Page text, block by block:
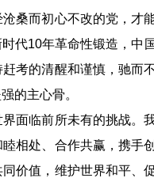
而初心不改的党，才
代10年革命性锻造，中
考的清醒和谨慎，驰而
的主心骨。
临前所未有的挑战。
相处、合作共赢，携手
价值，维护世界和平、